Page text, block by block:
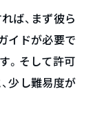
ば、まず彼ら
イドが必要で
。そして許可
少し難易度が